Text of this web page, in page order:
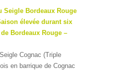
Seigle Bordeaux Rouge
élevée durant six
Bordeaux Rouge –
Cognac (Triple
en barrique de Cognac